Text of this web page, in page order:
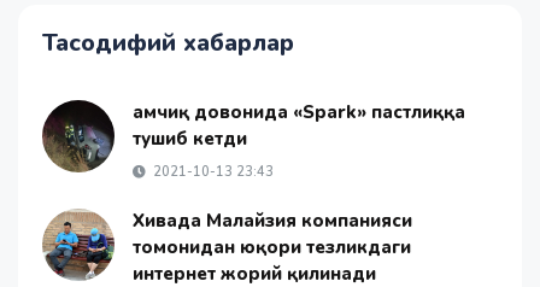
Тасодифий хабарлар
Қамчиқ довонида «Spark» пастлиққа
тушиб кетди
2021-10-13 23:43
Хивада Малайзия компанияси
томонидан юқори тезликдаги
интернет жорий қилинади